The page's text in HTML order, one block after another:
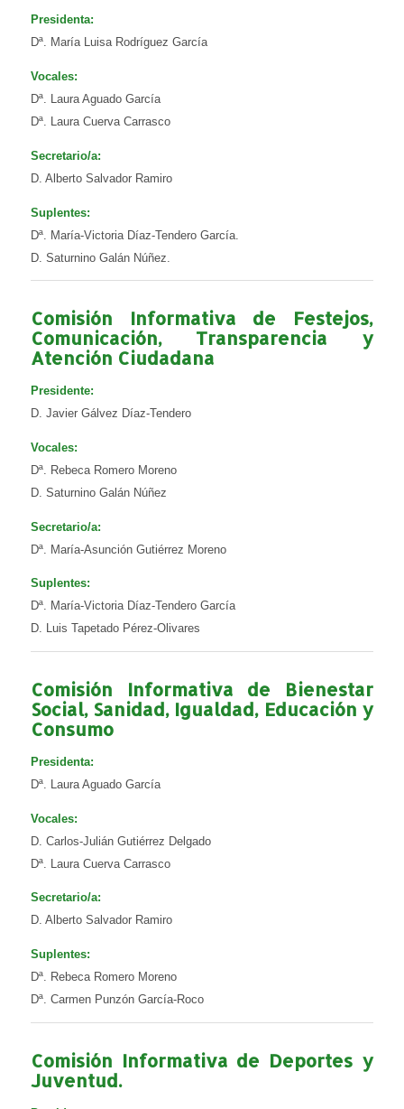
Presidenta:
Dª. María Luisa Rodríguez García
Vocales:
Dª. Laura Aguado García
Dª. Laura Cuerva Carrasco
Secretario/a:
D. Alberto Salvador Ramiro
Suplentes:
Dª. María-Victoria Díaz-Tendero García.
D. Saturnino Galán Núñez.
Comisión Informativa de Festejos,
Comunicación, Transparencia y
Atención Ciudadana
Presidente:
D. Javier Gálvez Díaz-Tendero
Vocales:
Dª. Rebeca Romero Moreno
D. Saturnino Galán Núñez
Secretario/a:
Dª. María-Asunción Gutiérrez Moreno
Suplentes:
Dª. María-Victoria Díaz-Tendero García
D. Luis Tapetado Pérez-Olivares
Comisión Informativa de Bienestar
Social, Sanidad, Igualdad, Educación y
Consumo
Presidenta:
Dª. Laura Aguado García
Vocales:
D. Carlos-Julián Gutiérrez Delgado
Dª. Laura Cuerva Carrasco
Secretario/a:
D. Alberto Salvador Ramiro
Suplentes:
Dª. Rebeca Romero Moreno
Dª. Carmen Punzón García-Roco
Comisión Informativa de Deportes y
Juventud.